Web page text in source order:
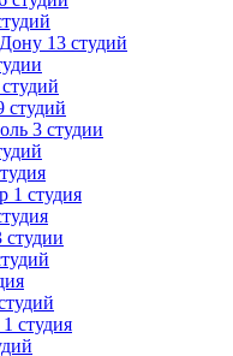
13 студий
студий
3 студии
1 студия
студии
1 студия